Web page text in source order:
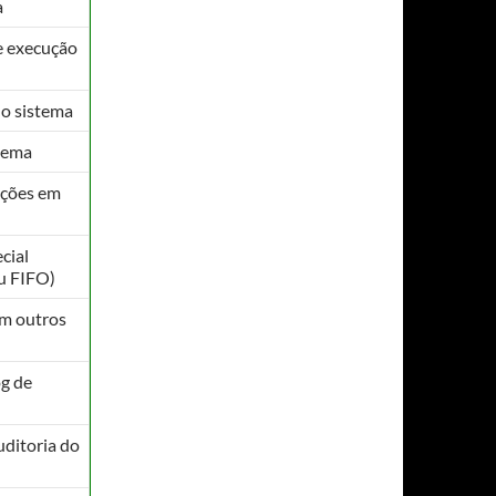
sistema
em
FIFO)
outros
de
do